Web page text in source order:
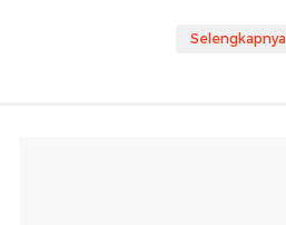
Selengkapnya